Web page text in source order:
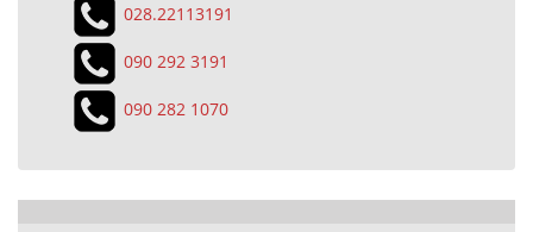
028.22113191
090 292 3191
090 282 1070